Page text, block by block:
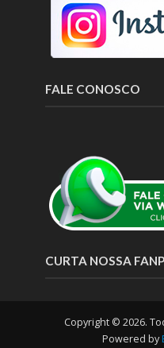
FALE CONOSCO
CURTA NOSSA
Copyright © 2026.
Powered by